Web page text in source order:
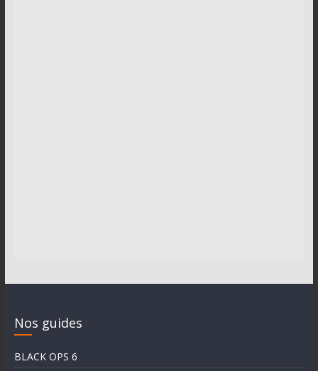
Nos guides
BLACK OPS 6